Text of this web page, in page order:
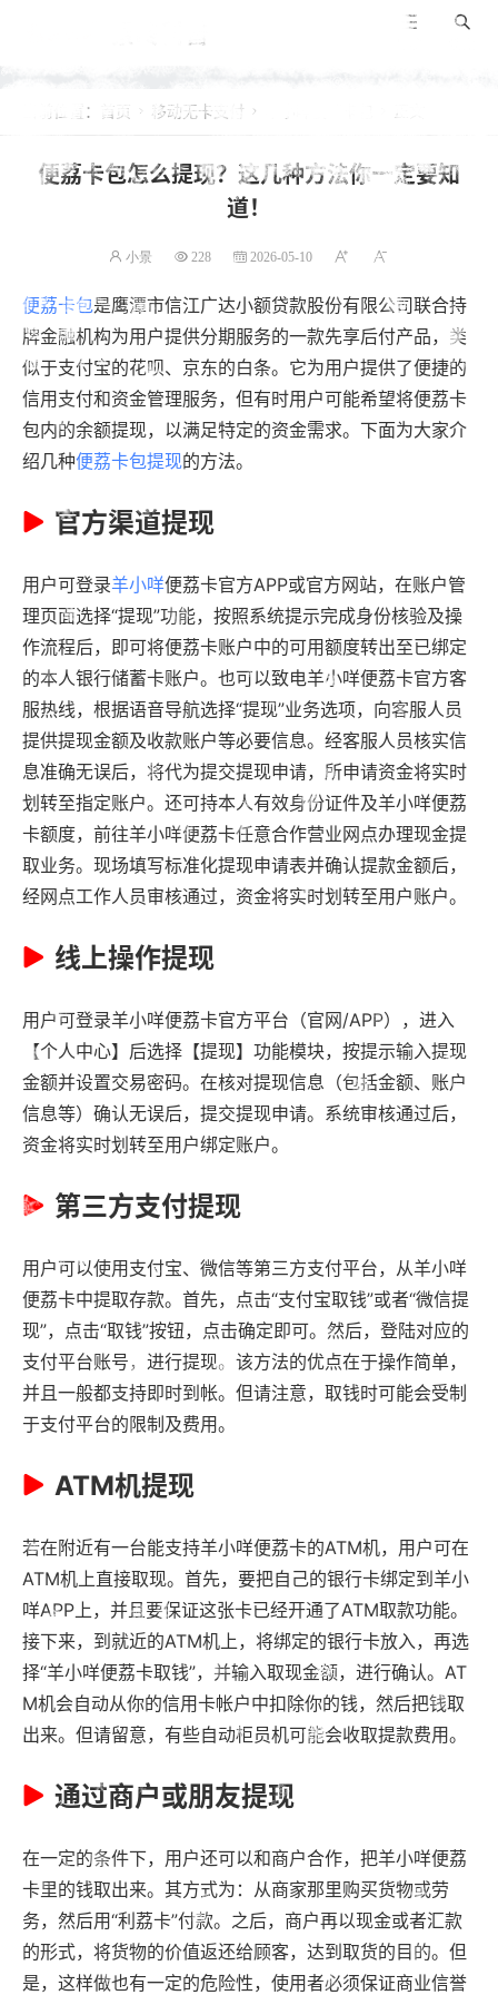
当前位置： 首页  移动无卡支付 
便荔卡包怎么提现？这几种方法你一定要知
道！
小景 228 2026-05-10
便荔卡包是鹰潭市信江广达小额贷款股份有限公司联合持
牌金融机构为用户提供分期服务的一款先享后付产品，类
似于支付宝的花呗、京东的白条。它为用户提供了便捷的
信用支付和资金管理服务，但有时用户可能希望将便荔卡
包内的余额提现，以满足特定的资金需求。下面为大家介
绍几种便荔卡包提现的方法。
官方渠道提现
用户可登录羊小咩便荔卡官方APP或官方网站，在账户管
理页面选择“提现”功能，按照系统提示完成身份核验及操
作流程后，即可将便荔卡账户中的可用额度转出至已绑定
的本人银行储蓄卡账户。也可以致电羊小咩便荔卡官方客
服热线，根据语音导航选择“提现”业务选项，向客服人员
提供提现金额及收款账户等必要信息。经客服人员核实信
息准确无误后，将代为提交提现申请，所申请资金将实时
划转至指定账户。还可持本人有效身份证件及羊小咩便荔
卡额度，前往羊小咩便荔卡任意合作营业网点办理现金提
取业务。现场填写标准化提现申请表并确认提款金额后，
经网点工作人员审核通过，资金将实时划转至用户账户。
线上操作提现
用户可登录羊小咩便荔卡官方平台（官网/APP），进入
【个人中心】后选择【提现】功能模块，按提示输入提现
金额并设置交易密码。在核对提现信息（包括金额、账户
信息等）确认无误后，提交提现申请。系统审核通过后，
资金将实时划转至用户绑定账户。
第三方支付提现
用户可以使用支付宝、微信等第三方支付平台，从羊小咩
便荔卡中提取存款。首先，点击“支付宝取钱”或者“微信提
现”，点击“取钱”按钮，点击确定即可。然后，登陆对应的
支付平台账号，进行提现。该方法的优点在于操作简单，
并且一般都支持即时到帐。但请注意，取钱时可能会受制
于支付平台的限制及费用。
ATM机提现
若在附近有一台能支持羊小咩便荔卡的ATM机，用户可在
ATM机上直接取现。首先，要把自己的银行卡绑定到羊小
咩APP上，并且要保证这张卡已经开通了ATM取款功能。
接下来，到就近的ATM机上，将绑定的银行卡放入，再选
择“羊小咩便荔卡取钱”，并输入取现金额，进行确认。AT
M机会自动从你的信用卡帐户中扣除你的钱，然后把钱取
出来。但请留意，有些自动柜员机可能会收取提款费用。
通过商户或朋友提现
在一定的条件下，用户还可以和商户合作，把羊小咩便荔
卡里的钱取出来。其方式为：从商家那里购买货物或劳
务，然后用“利荔卡”付款。之后，商户再以现金或者汇款
的形式，将货物的价值返还给顾客，达到取货的目的。但
是，这样做也有一定的危险性，使用者必须保证商业信誉